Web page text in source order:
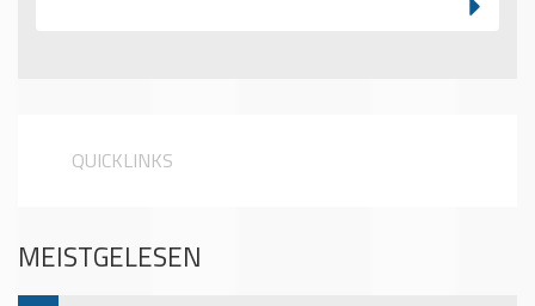
QUICKLINKS
MEISTGELESEN